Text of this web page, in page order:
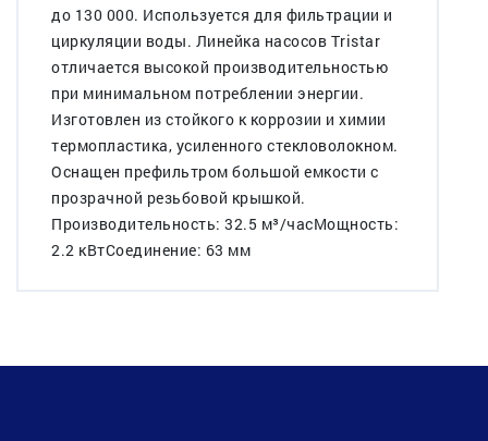
до 130 000. Используется для фильтрации и
циркуляции воды. Линейка насосов Tristar
отличается высокой производительностью
при минимальном потреблении энергии.
Изготовлен из стойкого к коррозии и химии
термопластика, усиленного стекловолокном.
Оснащен префильтром большой емкости с
прозрачной резьбовой крышкой.
Производительность: 32.5 м³/часМощность:
2.2 кВтСоединение: 63 мм